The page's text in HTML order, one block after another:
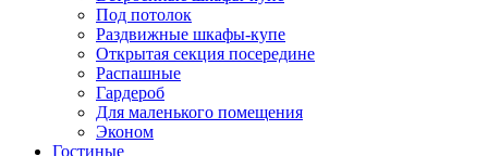
Под потолок
Раздвижные шкафы-купе
Открытая секция посередине
Распашные
Гардероб
Для маленького помещения
Эконом
Гостиные